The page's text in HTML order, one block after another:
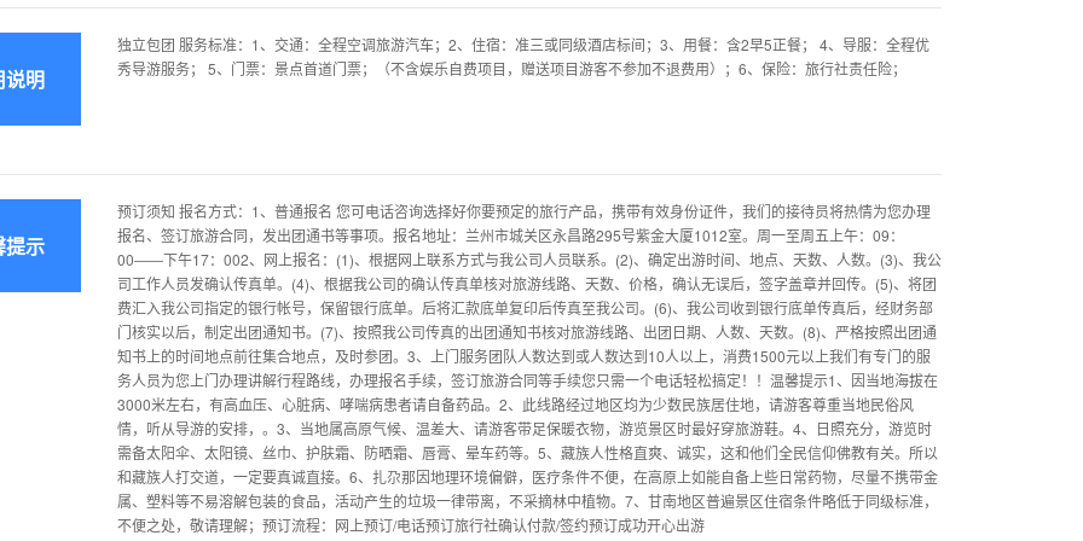
说明
独立包团 服务标准：1、交通：全程空调旅游汽车；2、住宿：准三或同级酒店标间；3、用餐：含2早5正餐； 4、导服：全程优
秀导游服务； 5、门票：景点首道门票；（不含娱乐自费项目，赠送项目游客不参加不退费用）；6、保险：旅行社责任险；
提示
预订须知 报名方式：1、普通报名 您可电话咨询选择好你要预定的旅行产品，携带有效身份证件，我们的接待员将热情为您办理
报名、签订旅游合同，发出团通书等事项。报名地址：兰州市城关区永昌路295号紫金大厦1012室。周一至周五上午：09：
00――下午17：002、网上报名：(1)、根据网上联系方式与我公司人员联系。(2)、确定出游时间、地点、天数、人数。(3)、我公
司工作人员发确认传真单。(4)、根据我公司的确认传真单核对旅游线路、天数、价格，确认无误后，签字盖章并回传。(5)、将团
费汇入我公司指定的银行帐号，保留银行底单。后将汇款底单复印后传真至我公司。(6)、我公司收到银行底单传真后，经财务部
门核实以后，制定出团通知书。(7)、按照我公司传真的出团通知书核对旅游线路、出团日期、人数、天数。(8)、严格按照出团通
知书上的时间地点前往集合地点，及时参团。3、上门服务团队人数达到或人数达到10人以上，消费1500元以上我们有专门的服
务人员为您上门办理讲解行程路线，办理报名手续，签订旅游合同等手续您只需一个电话轻松搞定！！温馨提示1、因当地海拔在
3000米左右，有高血压、心脏病、哮喘病患者请自备药品。2、此线路经过地区均为少数民族居住地，请游客尊重当地民俗风
情，听从导游的安排，。3、当地属高原气候、温差大、请游客带足保暖衣物，游览景区时最好穿旅游鞋。4、日照充分，游览时
需备太阳伞、太阳镜、丝巾、护肤霜、防晒霜、唇膏、晕车药等。5、藏族人性格直爽、诚实，这和他们全民信仰佛教有关。所以
和藏族人打交道，一定要真诚直接。6、扎尕那因地理环境偏僻，医疗条件不便，在高原上如能自备上些日常药物，尽量不携带金
属、塑料等不易溶解包装的食品，活动产生的垃圾一律带离，不采摘林中植物。7、甘南地区普遍景区住宿条件略低于同级标准，
不便之处，敬请理解；预订流程：网上预订/电话预订旅行社确认付款/签约预订成功开心出游